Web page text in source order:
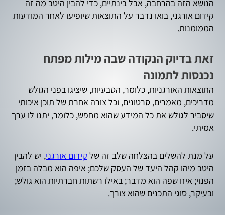
הנושא הזה בהרחבה, אבל בינתיים, כדי להבין היטב מה זה
קידום אורגני, בואו נדבר על התוצאות שיופיעו לאחר המודעות
הממומנות.
זאת בדיוק הנקודה שבה מילות מפתח
נכנסות לתמונה
התוצאות האורגניות, כלומר, הטבעיות, שיציגו בפני הגולש
מדריכים, מאמרים, סרטונים, וכל צורה אחרת של תוכן איכותי
שיסביר לגולש את כל המידע שהוא מחפש, כלומר, יתנו לו ערך
אמיתי.
על מנת להשלים בהצלחה שלב זה של קידום אורגני, יש להבין
היטב מיהו קהל היעד של העסק שלכם; איפה הוא מבלה בזמן
הפנוי; איזו שפה הוא מדבר; באילו רשתות חברתיות הוא גולש;
ובעיקר, סוגי התכנים שהוא צורך.